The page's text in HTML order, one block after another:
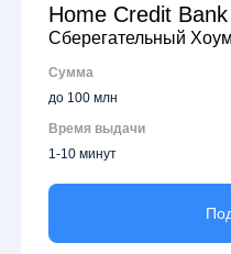
Home Credit Bank
Сберегательный Хоум
Сумма
до 100 млн
Время выдачи
1-10 минут